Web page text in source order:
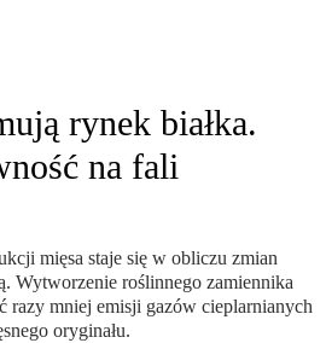
rynek białka.
na fali
mięsa staje się w obliczu zmian
Wytworzenie roślinnego zamiennika
razy mniej emisji gazów cieplarnianych
oryginału.